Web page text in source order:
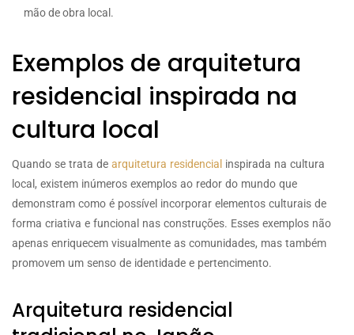
mão de obra local.
Exemplos de arquitetura
residencial inspirada na
cultura local
Quando se trata de arquitetura residencial inspirada na cultura
local, existem inúmeros exemplos ao redor do mundo que
demonstram como é possível incorporar elementos culturais de
forma criativa e funcional nas construções. Esses exemplos não
apenas enriquecem visualmente as comunidades, mas também
promovem um senso de identidade e pertencimento.
Arquitetura residencial